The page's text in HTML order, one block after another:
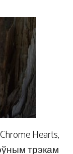
Hearts,
трэкам